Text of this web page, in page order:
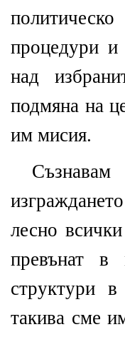
процедури
над
подмяна на
им мисия.
Съзнавам
лесно
превънат
структури
такива сме